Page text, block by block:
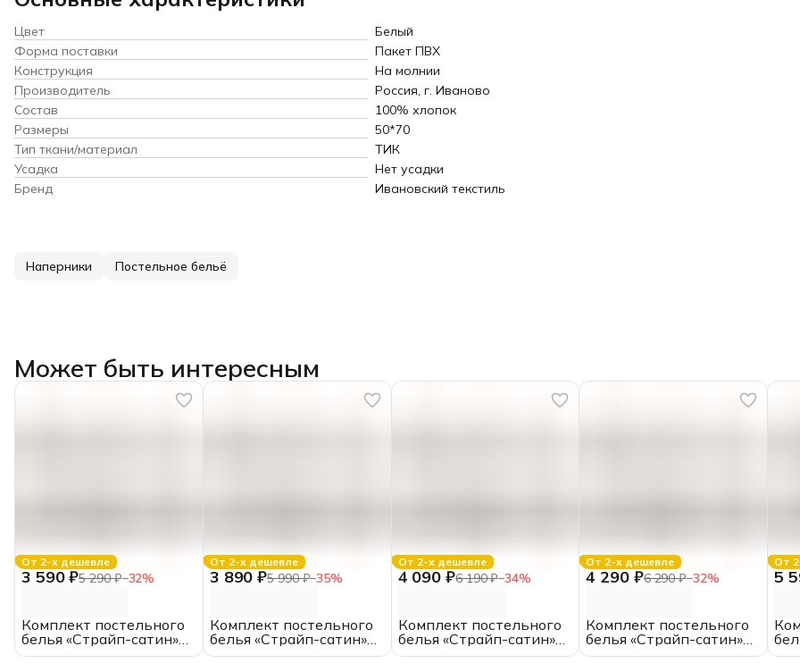
Цвет
Белый
Форма поставки
Пакет ПВХ
Конструкция
На молнии
Производитель
Россия, г. Иваново
Состав
100% хлопок
Размеры
50*70
Тип ткани/материал
ТИК
Усадка
Нет усадки
Бренд
Ивановский текстиль
Наперники Постельное бельё
Может быть интересным
От 2-х дешевле
3 590 ₽5 290 ₽−32%
Комплект постельного
белья «Страйп-сатин»
отбеленный,
От 2-х дешевле
3 890 ₽5 990 ₽−35%
Комплект постельного
белья «Страйп-сатин»
отбеленный,
От 2-х дешевле
4 090 ₽6 190 ₽−34%
Комплект постельного
белья «Страйп-сатин»
отбеленный,
От 2-х дешевле
4 290 ₽6 290 ₽−32%
Комплект постельного
белья «Страйп-сатин»
отбеленный, ЕВРО,
От
5